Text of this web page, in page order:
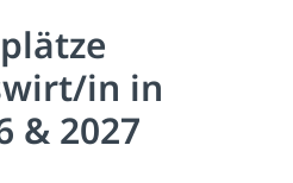
in in
& 2027